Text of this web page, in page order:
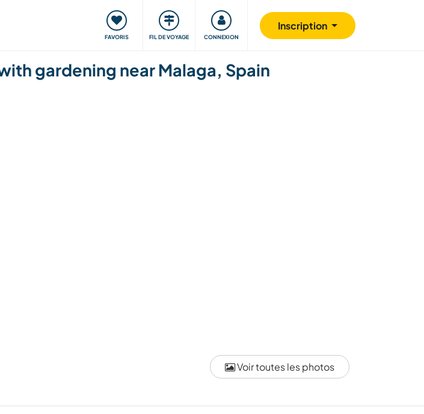
FAVORIS FIL DE VOYAGE CONNEXION
Inscription
Voyager, apprendre Communauté S'impliquer Sécurité
Voir toutes les photos
gardening near Malaga, Spain